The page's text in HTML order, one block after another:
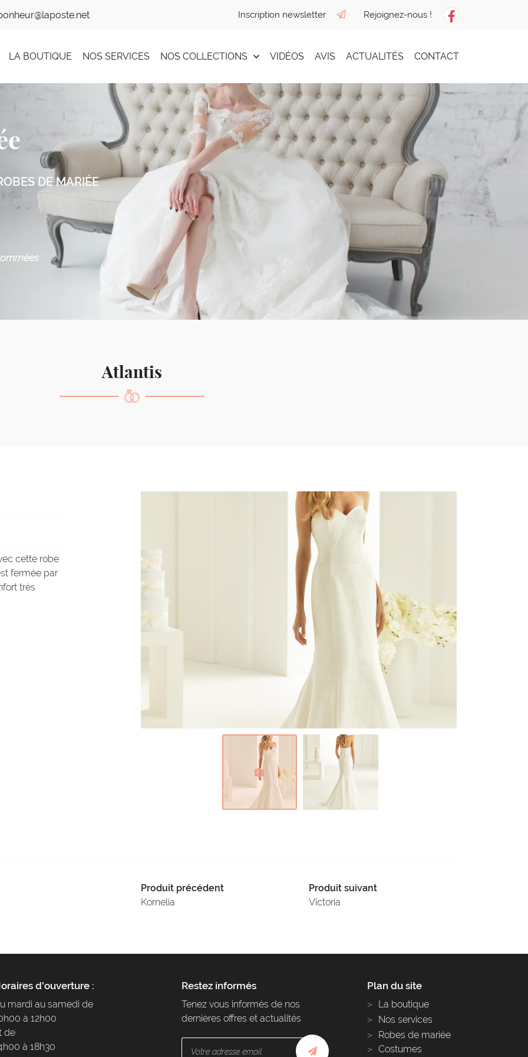
Inscription newsletter Rejoignez-nous !
LA BOUTIQUE NOS SERVICES NOS COLLECTIONS VIDÉOS AVIS ACTUALITÉS CONTACT
DE MARIÉE
Atlantis
cette robe
fermée par
très
Produit précédent
Kornelia
Produit suivant
Victoria
d'ouverture :
mardi au samedi de
à 12h00
de
à 18h30
Restez informés
Tenez vous informés de nos
dernières offres et actualités
Plan du site
La boutique
Nos services
Robes de mariée
Costumes